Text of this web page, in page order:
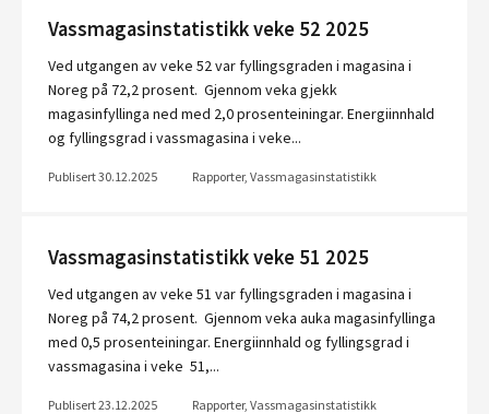
Vassmagasinstatistikk veke 52 2025
Ved utgangen av veke 52 var fyllingsgraden i magasina i
Noreg på 72,2 prosent. Gjennom veka gjekk
magasinfyllinga ned med 2,0 prosenteiningar. Energiinnhald
og fyllingsgrad i vassmagasina i veke...
Publisert 30.12.2025 Rapporter, Vassmagasinstatistikk
Vassmagasinstatistikk veke 51 2025
Ved utgangen av veke 51 var fyllingsgraden i magasina i
Noreg på 74,2 prosent. Gjennom veka auka magasinfyllinga
med 0,5 prosenteiningar. Energiinnhald og fyllingsgrad i
vassmagasina i veke 51,...
Publisert 23.12.2025 Rapporter, Vassmagasinstatistikk